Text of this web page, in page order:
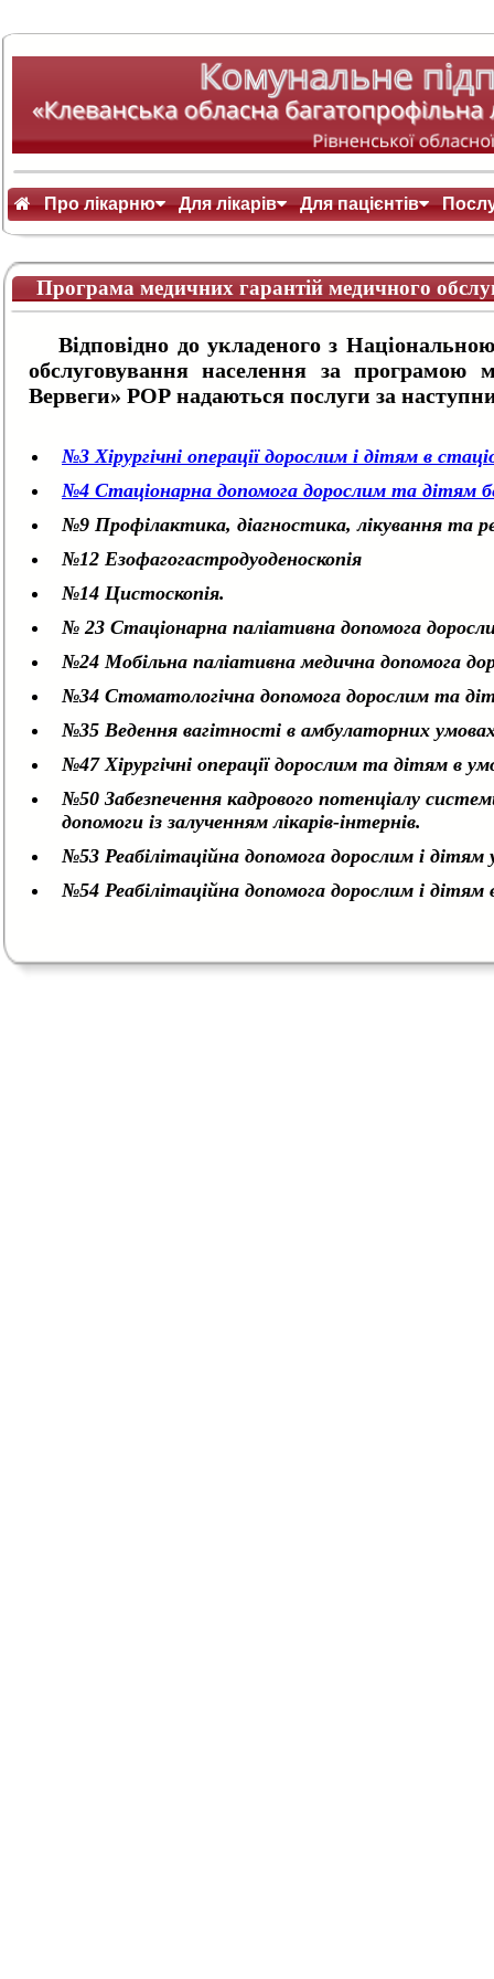
Про лікарню Для лікарів Для пацієнтів
Програма медичних гарантій медичного
Відповідно до укладеного з
обслуговування населення за
Вервеги» РОР надаються послуги за
№3 Хірургічні операції дорослим і дітям в
№4 Стаціонарна допомога дорослим та дітям
№9 Профілактика, діагностика, лікування та
№12 Езофагогастродуоденоскопія
№14 Цистоскопія.
№ 23 Стаціонарна паліативна допомога
№24 Мобільна паліативна медична допомога
№34 Стоматологічна допомога дорослим та
№35 Ведення вагітності в амбулаторних
№47 Хірургічні операції дорослим та дітям в
№50 Забезпечення кадрового потенціалу
допомоги із залученням лікарів-інтернів.
№53 Реабілітаційна допомога дорослим і дітям
№54 Реабілітаційна допомога дорослим і